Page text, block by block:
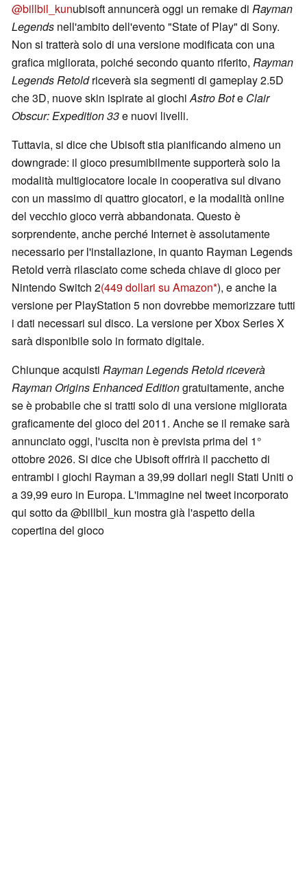
@billbil_kunubisoft annuncerà oggi un remake di Rayman
Legends nell'ambito dell'evento "State of Play" di Sony.
Non si tratterà solo di una versione modificata con una
grafica migliorata, poiché secondo quanto riferito, Rayman
Legends Retoldriceverà sia segmenti di gameplay 2.5D
che 3D, nuove skin ispirate ai giochiAstro Bote Clair
Obscur: Expedition 33e nuovi livelli.
Tuttavia, si dice che Ubisoft stia pianificando almeno un
downgrade: il gioco presumibilmente supporterà solo la
modalità multigiocatore locale in cooperativa sul divano
con un massimo di quattro giocatori, e la modalità online
del vecchio gioco verrà abbandonata. Questo è
sorprendente, anche perché Internet è assolutamente
necessario per l'installazione, in quanto Rayman Legends
Retold verrà rilasciato come scheda chiave di gioco per
Nintendo Switch 2(449 dollari su Amazon ), e anche la
versione per PlayStation 5 non dovrebbe memorizzare tutti
i dati necessari sul disco. La versione per Xbox Series X
sarà disponibile solo in formato digitale.
Chiunque acquisti Rayman Legends Retold riceverà
Rayman Origins Enhanced Editiongratuitamente, anche
se è probabile che si tratti solo di una versione migliorata
graficamente del gioco del 2011. Anche se il remake sarà
annunciato oggi, l'uscita non è prevista prima del 1°
ottobre 2026. Si dice che Ubisoft offrirà il pacchetto di
entrambi i giochi Rayman a 39,99 dollari negli Stati Uniti o
a 39,99 euro in Europa. L'immagine nel tweet incorporato
qui sotto da @billbil_kun mostra già l'aspetto della
copertina del gioco